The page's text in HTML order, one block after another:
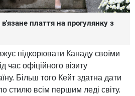
плаття на прогулянку з
підкорювати Канаду своїми
час офіційного візиту
Більш того Кейт здатна дати
стилю всім першим леді світу.